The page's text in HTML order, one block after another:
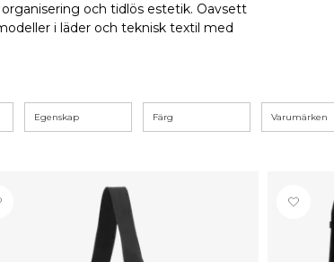
och tidlös estetik. Oavsett
i läder och teknisk textil med
Egenskap Färg Varumärken